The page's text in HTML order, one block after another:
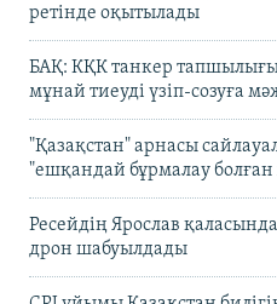
ретінде оқытылады
БАҚ: КҚК танкер тапшылығы
мұнай тиеуді үзіп-созуға
"Қазақстан" арнасы
"ешқандай бұрмалау болған
Ресейдің Ярослав
дрон шабуылдады